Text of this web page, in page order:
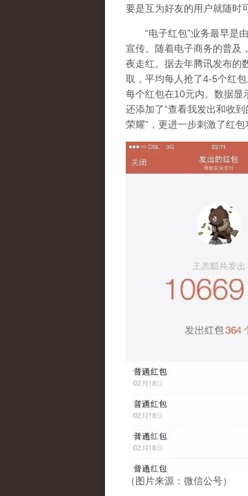
要是互为好友的用户就随时
“电子红包”业务最早是由
宣传。随着电子商务的普及
夜走红。据去年腾讯发布的
取，平均每人抢了4-5个红
每个红包在10元内。数据显
还添加了“查看我发出和收
荣耀”，更进一步刺激了红包
（图片来源：微信公号）